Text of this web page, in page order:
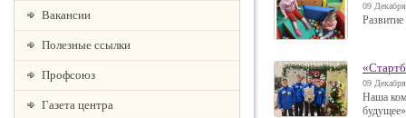
Вакансии
Полезные ссылки
Профсоюз
Газета центра
09
09
Наша
будущее»